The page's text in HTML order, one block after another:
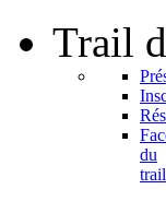
Trail
du
trail